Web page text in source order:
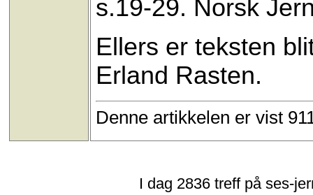
s.19-29. Norsk
Ellers er teksten
Erland Rasten.
Denne artikkelen er vist
I dag 2836 treff på ses-